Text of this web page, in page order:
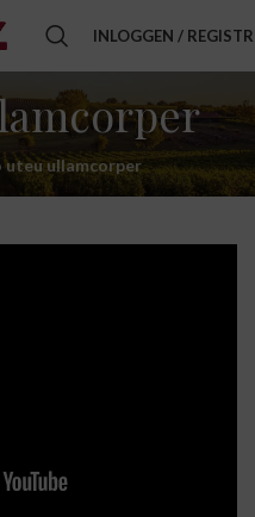
INLOGGEN /
uteu ullamcorper